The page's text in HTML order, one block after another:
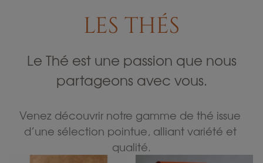
LES THÉS
Le Thé est une passion que nous
partageons avec vous.
Venez découvrir notre gamme de thé issue
d’une sélection pointue, alliant variété et
qualité.